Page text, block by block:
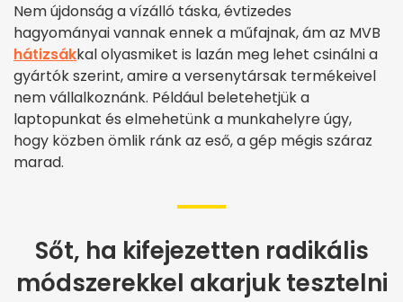
Nem újdonság a vízálló táska, évtizedes
hagyományai vannak ennek a műfajnak, ám az MVB
hátizsákkal olyasmiket is lazán meg lehet csinálni a
gyártók szerint, amire a versenytársak termékeivel
nem vállalkoznánk. Például beletehetjük a
laptopunkat és elmehetünk a munkahelyre úgy,
hogy közben ömlik ránk az eső, a gép mégis száraz
marad.
Sőt, ha kifejezetten radikális
módszerekkel akarjuk tesztelni